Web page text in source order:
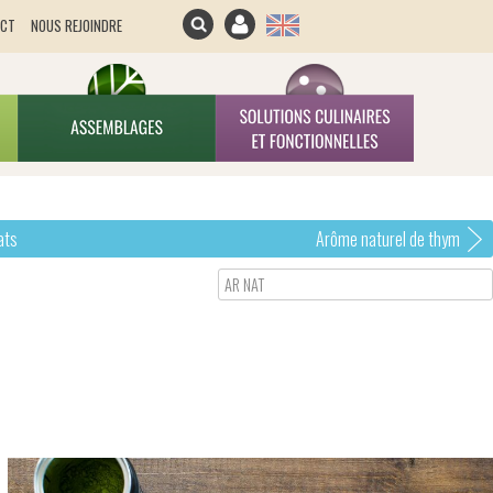
NOUS REJOINDRE
Arôme naturel de thym
AR NAT